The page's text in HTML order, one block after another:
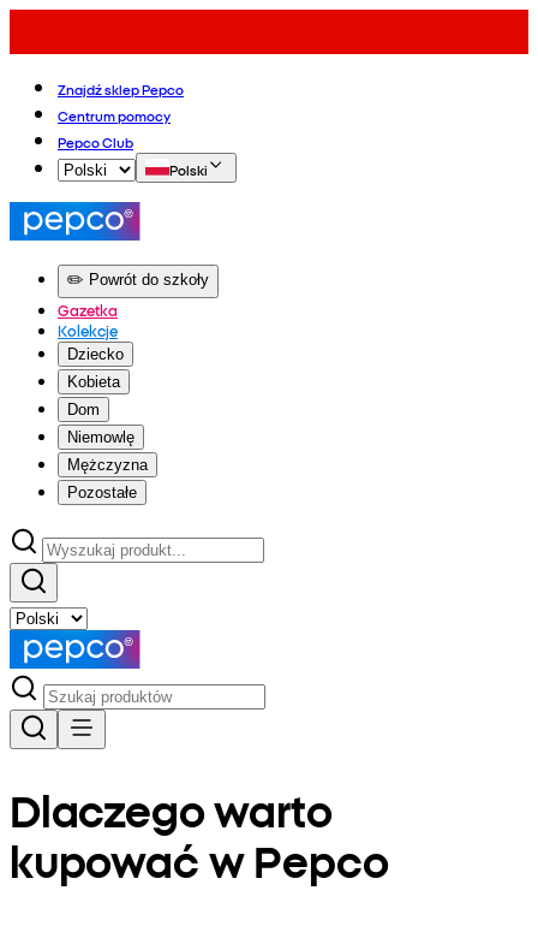
Znajdź sklep Pepco
Centrum pomocy
Pepco Club
Polski
✏️ Powrót do szkoły
Gazetka
Kolekcje
Dziecko
Kobieta
Dom
Niemowlę
Mężczyzna
Pozostałe
Dlaczego warto
kupować w Pepco